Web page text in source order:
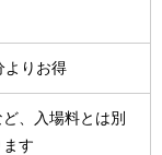
よりお得
、入場料とは別
す